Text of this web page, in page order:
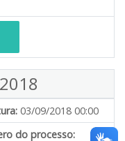
03/09/2018 00:00
do processo: